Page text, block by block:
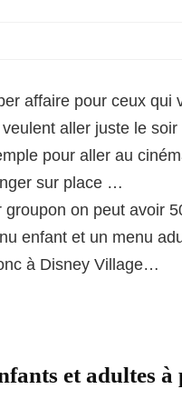
affaire pour ceux qui
aller juste le
pour aller au
sur place …
groupon on peut avoir
enfant et un menu
à Disney Village…
et adultes